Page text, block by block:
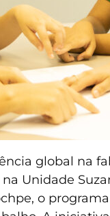
global na
Unidade
o